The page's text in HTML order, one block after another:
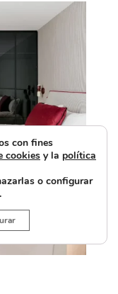
con fines
cookies y la política
o configurar